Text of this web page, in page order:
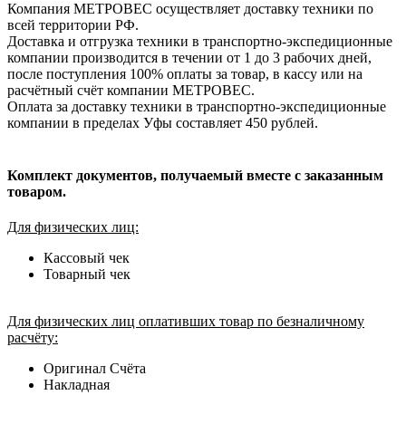
Компания МЕТРОВЕС осуществляет доставку техники по
всей территории РФ.
Доставка и отгрузка техники в транспортно-экспедиционные
компании производится в течении от 1 до 3 рабочих дней,
после поступления 100% оплаты за товар, в кассу или на
расчётный счёт компании МЕТРОВЕС.
Оплата за доставку техники в транспортно-экспедиционные
компании в пределах Уфы составляет 450 рублей.
Комплект документов, получаемый вместе с заказанным
товаром.
Для физических лиц:
Кассовый чек
Товарный чек
Для физических лиц оплативших товар по безналичному
расчёту:
Оригинал Счёта
Накладная